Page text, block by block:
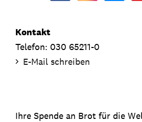
Kontakt
Telefon: 030 65211-0
E-Mail schreiben
Ihre Spende an Brot für die